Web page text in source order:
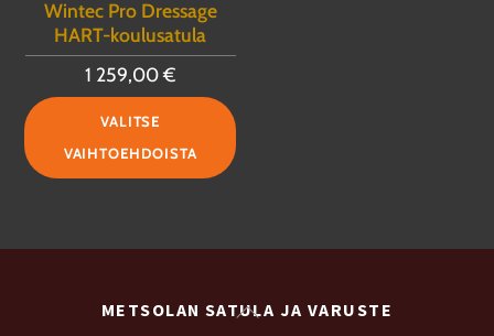
tuotteen
Wintec Pro Dressage
HART-koulusatula
1 259,00€
VALITSE
VAIHTOEHDOISTA
tuotteella
tehdä
Back
METSOLAN SATULA JA VARUSTE